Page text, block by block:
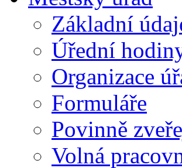
Základní
Úřední
Organizace
Formuláře
Povinně
Volná